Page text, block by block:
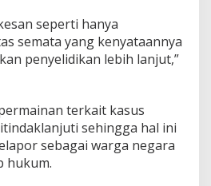
seperti hanya
semata yang kenyataannya
penyelidikan lebih lanjut,”
terkait kasus
sehingga hal ini
sebagai warga negara
hukum.